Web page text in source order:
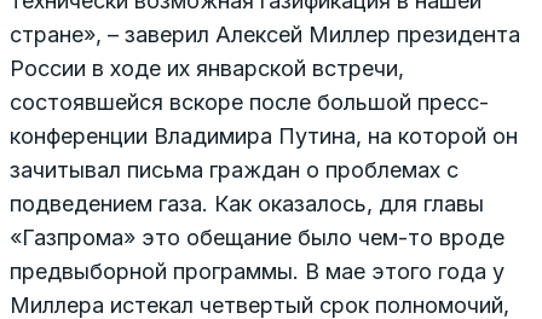
стране», – заверил Алексей Миллер президента
России в ходе их январской встречи,
состоявшейся вскоре после большой пресс-
конференции Владимира Путина, на которой он
зачитывал письма граждан о проблемах с
подведением газа. Как оказалось, для главы
«Газпрома» это обещание было чем-то вроде
предвыборной программы. В мае этого года у
Миллера истекал четвертый срок полномочий,